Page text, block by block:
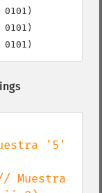
'5'
Muestra